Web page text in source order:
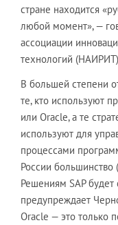
стране находится
любой момент», —
ассоциации
технологий
В большей степени
те, кто используют
или Oracle, а те
используют для
процессами
России
Решениям SAP
предупреждает
Oracle — это только